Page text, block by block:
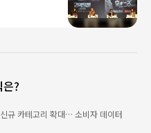
"
?
규 카테고리 확대… 소비자 데이터